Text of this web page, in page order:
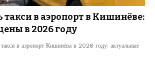
такси в аэропорт в Кишинёве:
в 2026 году
такси в аэропорт Кишинёва в 2026 году: актуальные